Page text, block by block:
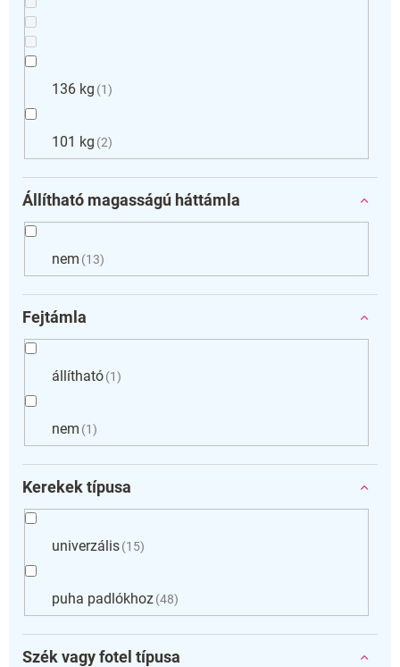
136 kg 1
101 kg 2
Állítható magasságú háttámla
nem 13
Fejtámla
állítható 1
nem 1
Kerekek típusa
univerzális 15
puha padlókhoz 48
Szék vagy fotel típusa